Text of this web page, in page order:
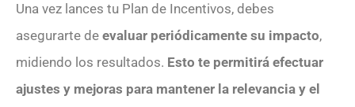
Una vez lances tu Plan de Incentivos, debes
asegurarte de evaluar periódicamente su impacto,
midiendo los resultados. Esto te permitirá efectuar
ajustes y mejoras para mantener la relevancia y el